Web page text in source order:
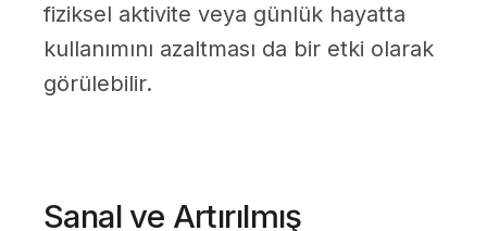
fiziksel aktivite veya günlük hayatta
kullanımını azaltması da bir etki olarak
görülebilir.
Sanal ve Artırılmış